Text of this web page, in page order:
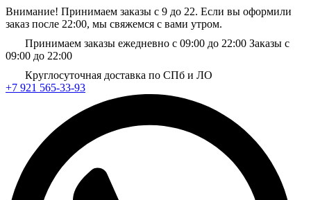
Внимание! Принимаем заказы с 9 до 22. Если вы оформили
заказ после 22:00, мы свяжемся с вами утром.
Принимаем заказы ежедневно с 09:00 до 22:00 Заказы с
09:00 до 22:00
Круглосуточная доставка по СПб и ЛО
+7 921 565-33-93